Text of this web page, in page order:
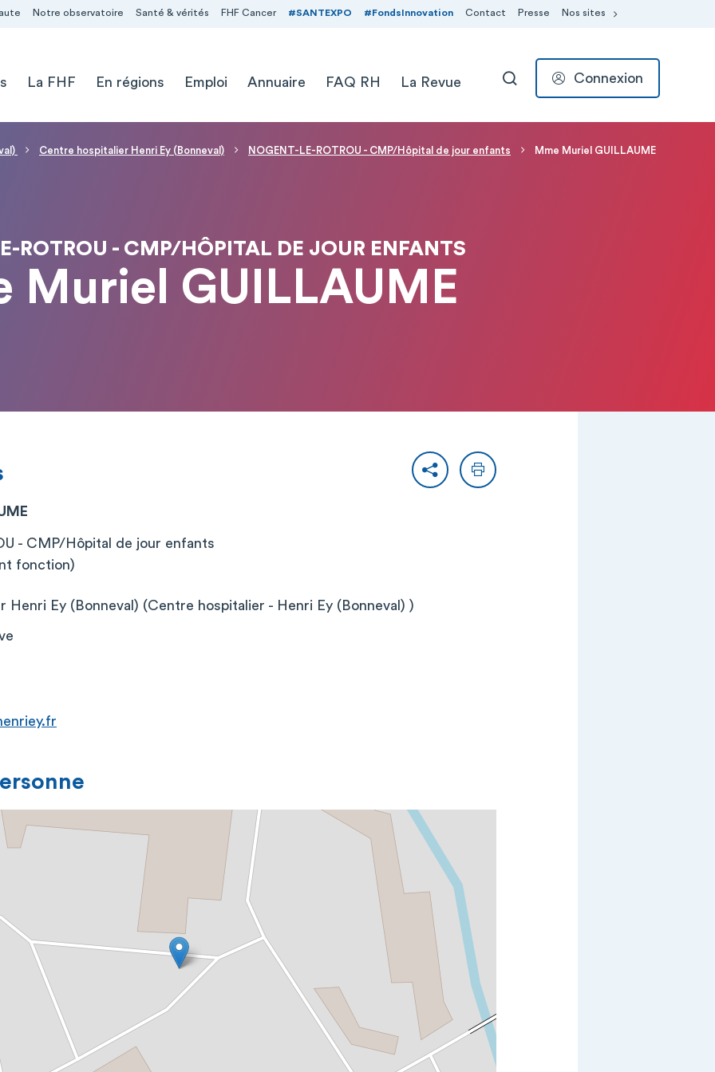
Notre observatoire Santé & vérités FHF Cancer #SANTEXPO #FondsInnovation Contact Presse Nos sites
La FHF En régions Emploi Annuaire FAQ RH La Revue RECHERCHER
Connexion
Centre hospitalier Henri Ey (Bonneval) NOGENT-LE-ROTROU - CMP/Hôpital de jour enfants Mme Muriel GUILLAUME
ROTROU - CMP/HÔPITAL DE JOUR ENFANTS
Muriel GUILLAUME
PartagerImprimer
- CMP/Hôpital de jour enfants
fonction)
Henri Ey (Bonneval) (Centre hospitalier - Henri Ey (Bonneval) )